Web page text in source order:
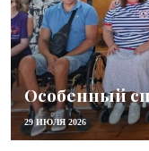
Особенный
29 ИЮЛЯ 2026